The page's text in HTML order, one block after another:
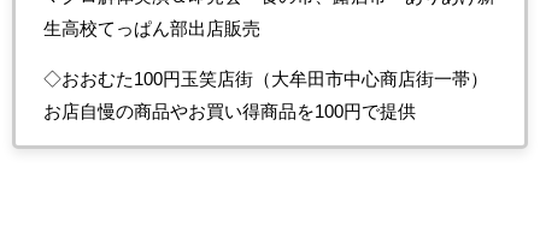
生高校てっぱん部出店販売
◇おおむた100円玉笑店街（大牟田市中心商店街一帯）
お店自慢の商品やお買い得商品を100円で提供